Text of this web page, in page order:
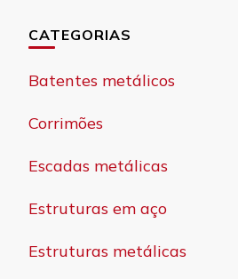
CATEGORIAS
Batentes metálicos
Corrimões
Escadas metálicas
Estruturas em aço
Estruturas metálicas